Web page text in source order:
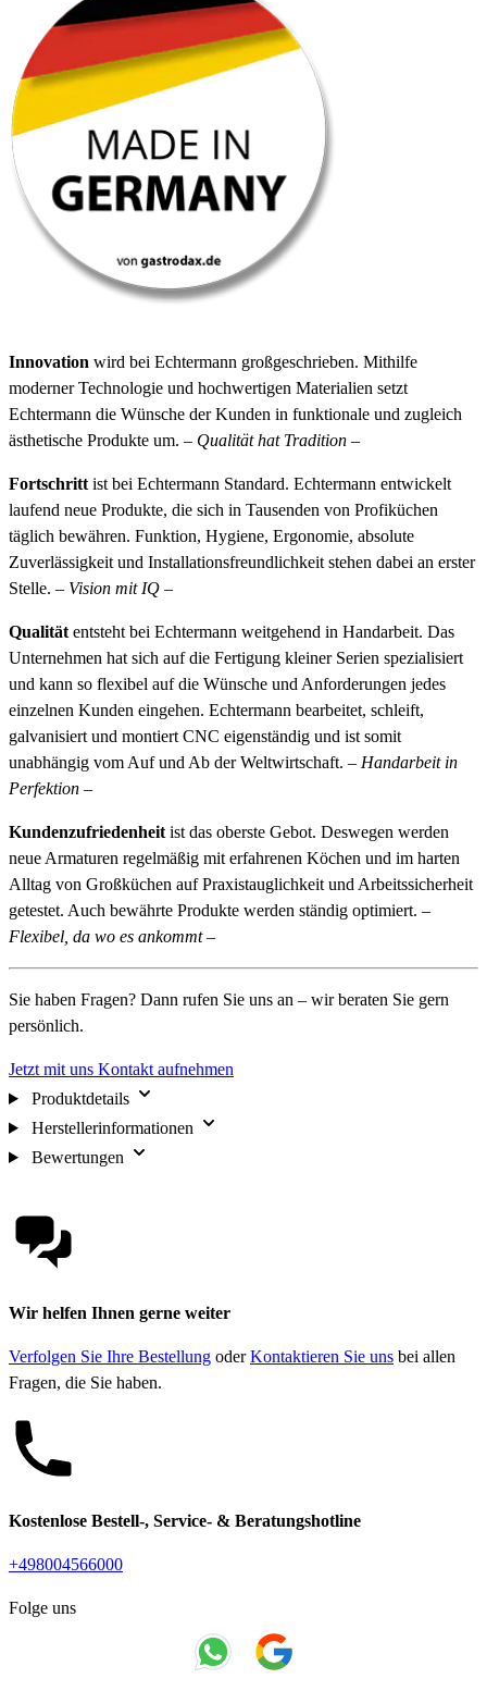
Innovation wird bei Echtermann großgeschrieben. Mithilfe
moderner Technologie und hochwertigen Materialien setzt
Echtermann die Wünsche der Kunden in funktionale und zugleich
ästhetische Produkte um. – Qualität hat Tradition –
Fortschritt ist bei Echtermann Standard. Echtermann entwickelt
laufend neue Produkte, die sich in Tausenden von Profiküchen
täglich bewähren. Funktion, Hygiene, Ergonomie, absolute
Zuverlässigkeit und Installationsfreundlichkeit stehen dabei an erster
Stelle. – Vision mit IQ –
Qualität entsteht bei Echtermann weitgehend in Handarbeit. Das
Unternehmen hat sich auf die Fertigung kleiner Serien spezialisiert
und kann so flexibel auf die Wünsche und Anforderungen jedes
einzelnen Kunden eingehen. Echtermann bearbeitet, schleift,
galvanisiert und montiert CNC eigenständig und ist somit
unabhängig vom Auf und Ab der Weltwirtschaft. – Handarbeit in
Perfektion –
Kundenzufriedenheit ist das oberste Gebot. Deswegen werden
neue Armaturen regelmäßig mit erfahrenen Köchen und im harten
Alltag von Großküchen auf Praxistauglichkeit und Arbeitssicherheit
getestet. Auch bewährte Produkte werden ständig optimiert. –
Flexibel, da wo es ankommt–
Sie haben Fragen? Dann rufen Sie uns an – wir beraten Sie gern
persönlich.
Jetzt mit uns Kontakt aufnehmen
Produktdetails
Herstellerinformationen
Bewertungen
Wir helfen Ihnen gerne weiter
Verfolgen Sie Ihre Bestellung oderKontaktieren Sie uns bei allen
Fragen, die Sie haben.
Kostenlose Bestell-, Service- & Beratungshotline
+498004566000
Folge uns